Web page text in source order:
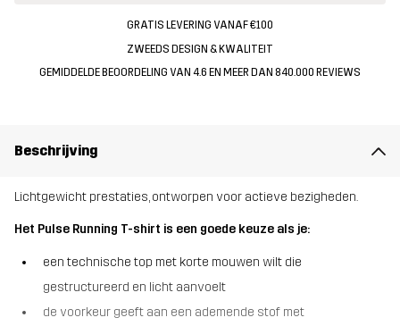
GRATIS LEVERING VANAF €100
ZWEEDS DESIGN & KWALITEIT
GEMIDDELDE BEOORDELING VAN 4.6 EN MEER DAN 840.000 REVIEWS
Beschrijving
Lichtgewicht prestaties, ontworpen voor actieve bezigheden.
Het Pulse Running T-shirt is een goede keuze als je:
een technische top met korte mouwen wilt die
gestructureerd en licht aanvoelt
de voorkeur geeft aan een ademende stof met